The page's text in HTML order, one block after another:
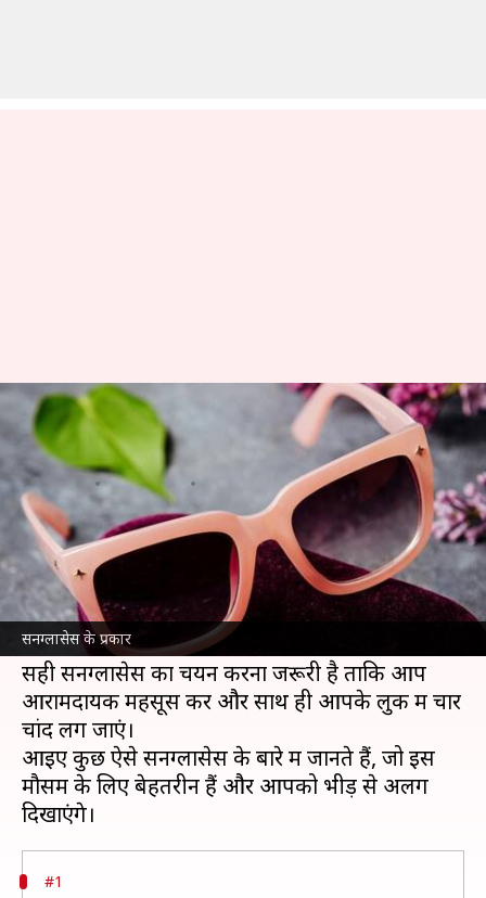
सनग्लासेस के प्रकार
गर्मियों के दौरान पहनें ऐसे सनग्लासेस,
दिखेंगी बेहद आकर्षक
लेखन अंजली Apr 07, 2025
क्या है खबर?
सनग्लासेस न केवल आंखों को सूरज की हानिकारक
किरणों से बचा सकते हैं, बल्कि
गर्मियोंके दौरान स्टाइलिश
दिखने में भी मदद कर सकते हैं।
सही सनग्लासेस का चयन करना जरूरी है ताकि आप
आरामदायक महसूस करें और साथ ही आपके लुक में चार
चांद लग जाएं।
आइए कुछ ऐसे सनग्लासेस के बारे में जानते हैं, जो इस
मौसम के लिए बेहतरीन हैं और आपको भीड़ से अलग
#1